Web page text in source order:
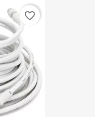
favorite_border